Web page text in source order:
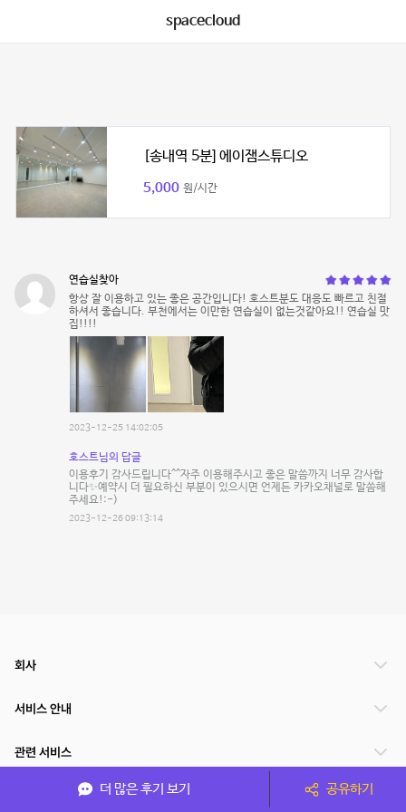
spacecloud
[송내역 5분] 에이잼스튜디오
5,000 원/시간
연습실찾아
항상 잘 이용하고 있는 좋은 공간입니다! 호스트분도 대응도 빠르고 친절
하셔서 좋습니다. 부천에서는 이만한 연습실이 없는것같아요!! 연습실 맛
집!!!!
2023-12-25 14:02:05
호스트님의 답글
이용후기 감사드립니다^^자주 이용해주시고 좋은 말씀까지 너무 감사합
니다✨예약시 더 필요하신 부분이 있으시면 언제든 카카오채널로 말씀해
주세요!:-)
2023-12-26 09:13:14
더 많은 후기 보기 공유하기
회사
서비스 안내
관련 서비스